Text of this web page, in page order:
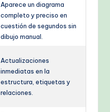
Aparece un diagrama
completo y preciso en
cuestión de segundos sin
dibujo manual.
Actualizaciones
inmediatas en la
estructura, etiquetas y
relaciones.